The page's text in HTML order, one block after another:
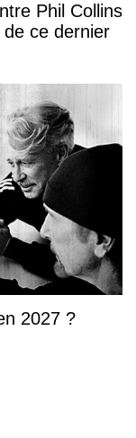
Phil Collins
ce dernier
2027 ?